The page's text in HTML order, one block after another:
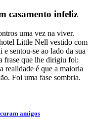
casamento infeliz
uma vez na viver.
Little Nell vestido com
sentou-se ao lado da sua
frase que lhe dirigiu foi:
realidade é que a maioria
Foi uma fase sombria.
amigos